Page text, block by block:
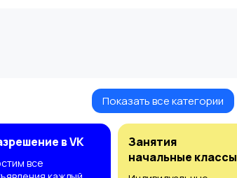
Показать все категории
в VK
все
Занятия
начальные классы